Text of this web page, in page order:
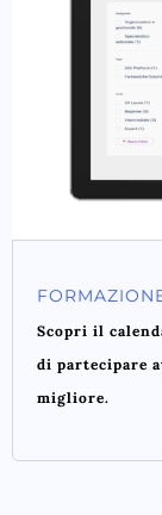
Scopri il
di partecipare
migliore.